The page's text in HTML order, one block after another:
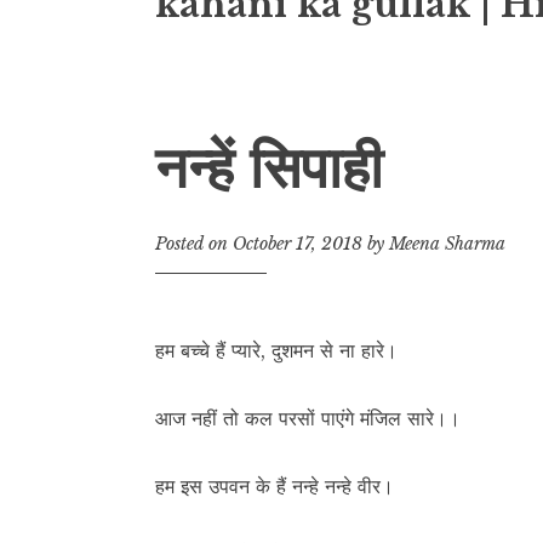
नन्हें सिपाही
Posted on October 17, 2018 byMeena Sharma
हम बच्चे हैं प्यारे, दुशमन से ना हारे।
आज नहीं तो कल परसों पाएंगे मंजिल सारे।।
हम इस उपवन के हैं नन्हे नन्हे वीर।